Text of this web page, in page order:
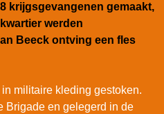
krijgsgevangenen gemaakt,
werden
Beeck ontving een fles
militaire kleding gestoken.
en gelegerd in de